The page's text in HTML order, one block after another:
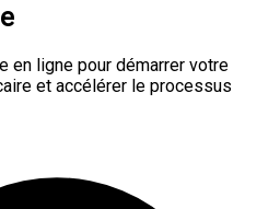
en ligne pour démarrer votre
et accélérer le processus